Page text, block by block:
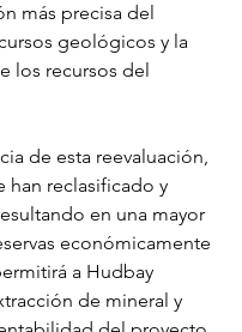
más precisa del
geológicos y la
los recursos del
de esta reevaluación,
han reclasificado y
en una mayor
económicamente
a Hudbay
de mineral y